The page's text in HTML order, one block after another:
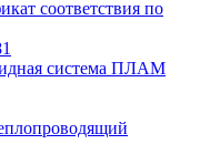
соответствия по
система ПЛАМ